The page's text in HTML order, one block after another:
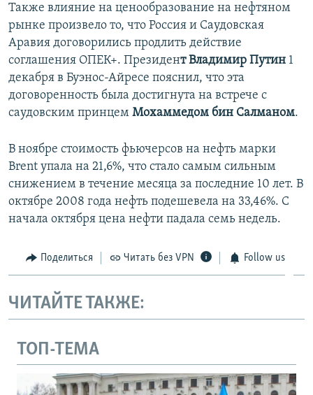
Также влияние на ценообразование на нефтяном
рынке произвело то, что Россия и Саудовская
Аравия договорились продлить действие
соглашения ОПЕК+. Президент Владимир Путин 1
декабря в Буэнос-Айресе пояснил, что эта
договоренность была достигнута на встрече с
саудовским принцем Мохаммедом бин Салманом.
В ноябре стоимость фьючерсов на нефть марки
Brent упала на 21,6%, что стало самым сильным
снижением в течение месяца за последние 10 лет. В
октябре 2008 года нефть подешевела на 33,46%. С
начала октября цена нефти падала семь недель.
Поделиться Читать без VPN Follow us
ЧИТАЙТЕ ТАКЖЕ:
ТОП-ТЕМА